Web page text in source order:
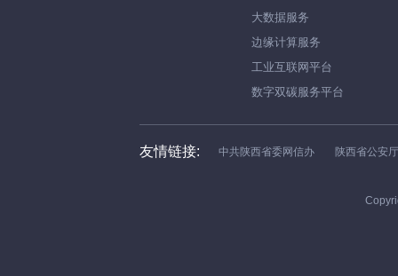
大数据服务
边缘计算服务
工业互联网平台
数字双碳服务平台
友情链接: 中共陕西省委网信办 陕西省公安厅